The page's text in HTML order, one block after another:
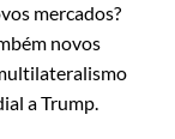
mercados?
novos
a Trump.